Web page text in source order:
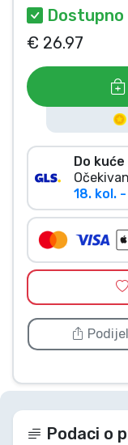
€ 26.97
Do
18. kol.
Podaci o
Glazbeni
Vrste
Marke